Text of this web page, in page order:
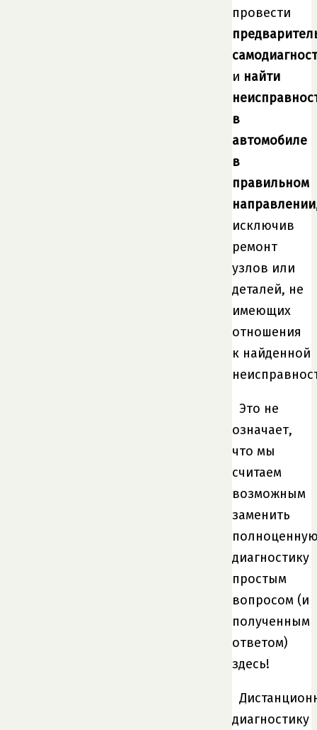
провести
и найти
в
автомобиле
в
правильном
направлении
исключив
ремонт
узлов или
деталей, не
имеющих
отношения
к найденной
Это не
означает,
что мы
считаем
возможным
заменить
диагностику
простым
вопросом (и
полученным
ответом)
здесь!
диагностику